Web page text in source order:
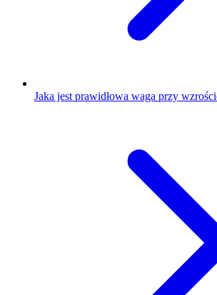
Jaka jest prawidłowa waga przy